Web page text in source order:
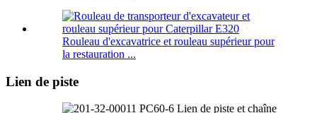
Rouleau d'excavatrice et rouleau supérieur pour
la restauration ...
Lien de piste